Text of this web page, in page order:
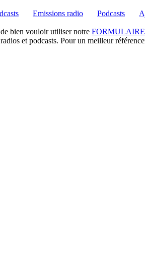
Emissions radio Podcasts
bien vouloir utiliser notre
et podcasts. Pour un meilleur